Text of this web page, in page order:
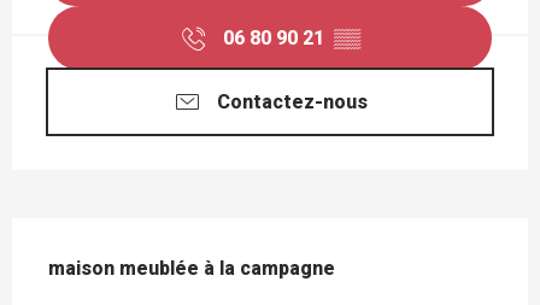
06 80 90 21 ▒▒
Contactez-nous
maison meublée à la campagne